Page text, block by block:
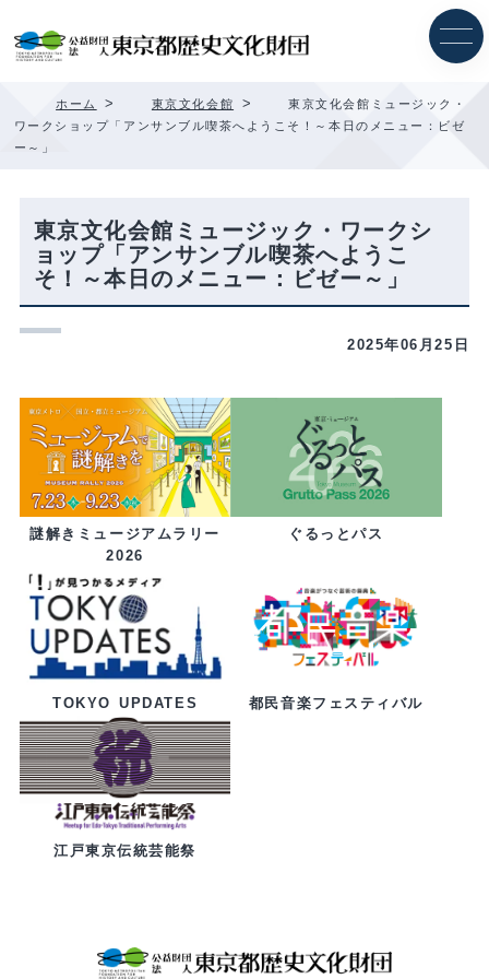
ホーム > 東京文化会館 >
東京文化会館ミュージック・
ワークショップ「アンサンブル喫茶へようこそ！～本日のメニュー：ビゼ
ー～」
東京文化会館ミュージック・ワークシ
ョップ「アンサンブル喫茶へようこ
そ！～本日のメニュー：ビゼー～」
2025年06月25日
謎解きミュージアムラリー
2026
ぐるっとパス
TOKYO UPDATES 都民音楽フェスティバル
江戸東京伝統芸能祭